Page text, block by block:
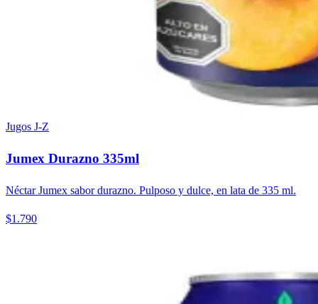
Jugos J-Z
Jumex Durazno 335ml
Néctar Jumex sabor durazno. Pulposo y dulce, en lata de 335 ml.
$1.790